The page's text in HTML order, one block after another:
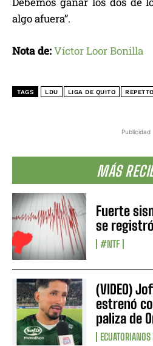
Publicidad
MÁS
Fuerte
se
#NTF
(VIDEO)
estrenó
paliza de
algo afuera”.
Nota de:Víctor Loor Bonilla
TAGS LDU LIGA DE QUITO REPETTO